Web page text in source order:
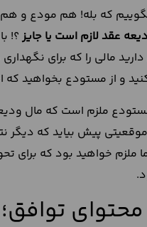
که بله! هم مودع و هم
عقد لازم است یا جایز ؟!
مالی را که برای
کنید و از مستودع بخواهید
ملزم است که مال
پیش بیاید که دیگر
ملزم خواهید بود که برای